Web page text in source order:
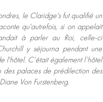
le Claridge's fut qualifié un
qu'autrefois, si on appelait
à parler au Roi, celle-ci
y séjourna pendant une
l'hôtel. C’était également l’hôtel
des palaces de prédilection des
Von Furstenberg.